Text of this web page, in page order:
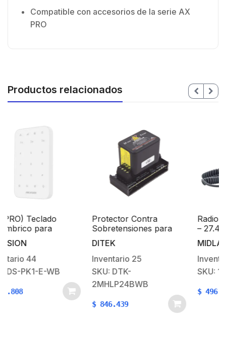
Compatible con accesorios de la serie AX
PRO
Productos relacionados
(AX PRO) Teclado
Inalámbrico para
Armado y Desarmado /
Funciones de
Automatización para
control de Relevadores
HIKVISION
Inventario
SKU: DS-PK1-E-WB
$333.808
Protector Contra
Sobretensiones para
Señalización con Base,
Panel de Incendio,
Panel de Alarma, Audio,
Iluminación de Bajo
Voltaje
Inventario
SKU: DTK-
2MHLP24BWB
$846.439